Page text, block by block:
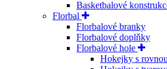
Basketbalové
Florbal
Florbalové branky
Florbalové doplňky
Florbalové hole
Hokejky s